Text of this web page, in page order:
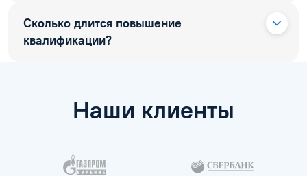
Сколько длится повышение
квалификации?
Наши клиенты